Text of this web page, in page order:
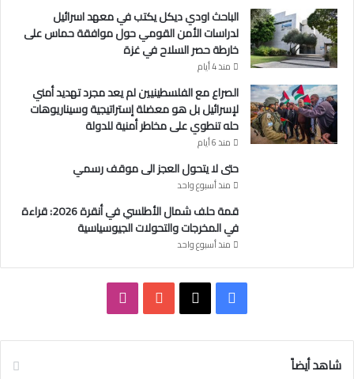
س
ة
الباحث اودي ديكل يكتب في معهد اسرائيل
لدراسات الأمن القومي حول موافقة حماس على
خارطة حصر السلاح في غزة
منذ 4 أيام
الصراع مع الفلسطينيين لم يعد مجرد تهديد أمني
لإسرائيل بل هو معضلة إستراتيجية وسيناريوهات
حله تنطوي على مخاطر أمنية للدولة
منذ 6 أيام
حتى لا يتحول العجز الى موقف رسمي
منذ أسبوع واحد
قمة حلف شمال الأطلسي في أنقرة 2026: قراءة
في المخرجات والتحولات الجيوسياسية
منذ أسبوع واحد
شاهد أيضاً